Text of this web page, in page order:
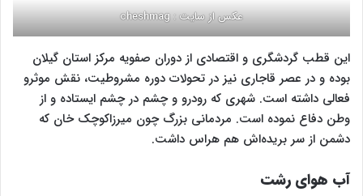
عکس از سایت : cheshmag
این قطب گردشگری و‌ اقتصادی از دوران صفویه مرکز استان گیلان
بوده و در عصر قاجاری نیز در تحولات دوره مشروطیت، نقش موثرو
فعالی داشته است. شهری که رودرو و چشم در چشم ایستاده و از
وطن دفاع نموده است. مردمانی بزرگ چون میرزاکوچک خان که
دشمن از سر بریده‌اش هم هراس داشت.
آب هوای رشت